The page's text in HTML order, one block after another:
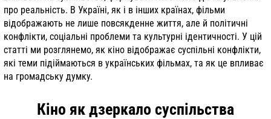
про реальність. В Україні, як і в інших країнах, фільми
відображають не лише повсякденне життя, але й політичні
конфлікти, соціальні проблеми та культурні ідентичності. У цій
статті ми розглянемо, як кіно відображає суспільні конфлікти,
які теми підіймаються в українських фільмах, та як це впливає
на громадську думку.
Кіно як дзеркало суспільства